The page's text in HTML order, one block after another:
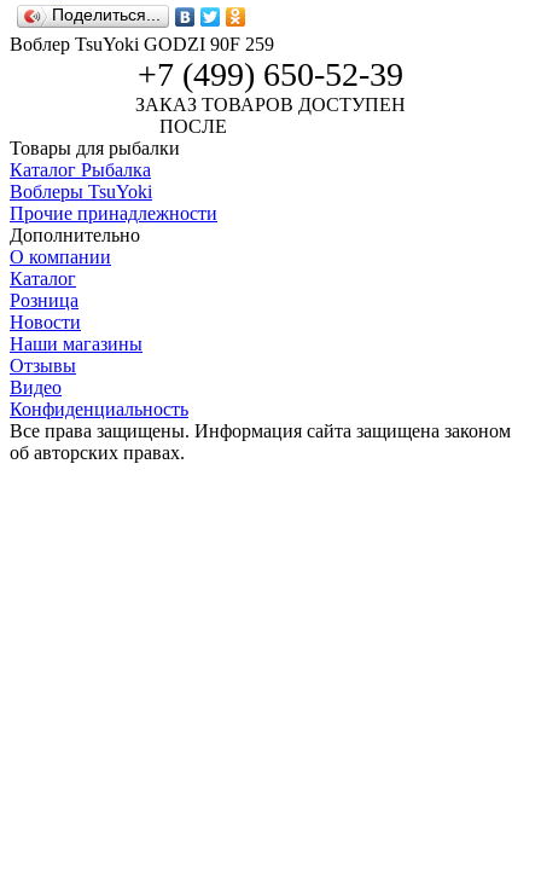
Поделиться...
Воблер TsuYoki GODZI 90F 259
+7 (499) 650-52-39
ЗАКАЗ ТОВАРОВ ДОСТУПЕН
ПОСЛЕ
Товары для рыбалки
Каталог Рыбалка
Воблеры TsuYoki
Прочие принадлежности
Дополнительно
О компании
Каталог
Розница
Новости
Наши магазины
Отзывы
Видео
Конфиденциальность
Все права защищены. Информация сайта защищена законом
об авторских правах.